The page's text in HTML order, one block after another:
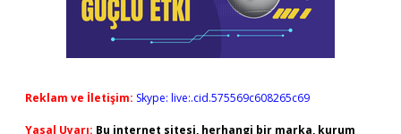
Reklam ve İletişim: Skype: live:.cid.575569c608265c69
Yasal Uyarı: Bu internet sitesi, herhangi bir marka, kurum